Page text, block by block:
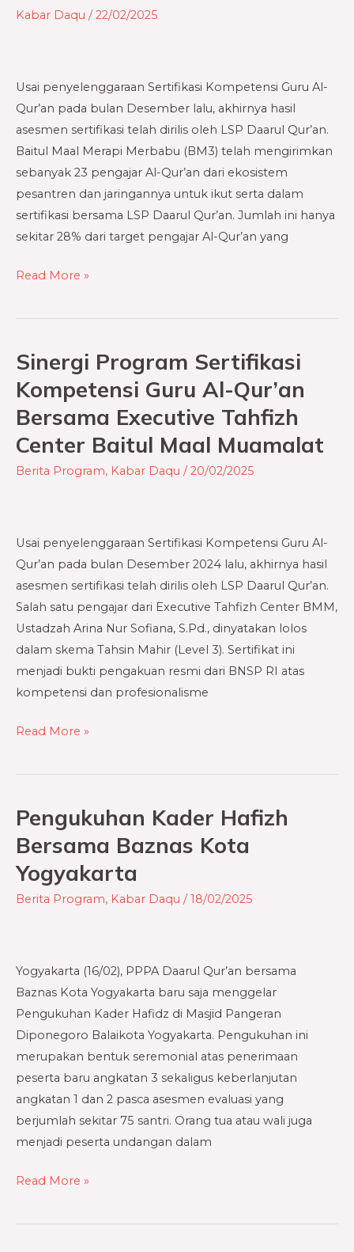
Kabar Daqu /22/02/2025
Usai penyelenggaraan Sertifikasi Kompetensi Guru Al-
Qur’an pada bulan Desember lalu, akhirnya hasil
asesmen sertifikasi telah dirilis oleh LSP Daarul Qur’an.
Baitul Maal Merapi Merbabu (BM3) telah mengirimkan
sebanyak 23 pengajar Al-Qur’an dari ekosistem
pesantren dan jaringannya untuk ikut serta dalam
sertifikasi bersama LSP Daarul Qur’an. Jumlah ini hanya
sekitar 28% dari target pengajar Al-Qur’an yang
Qur’an
Merapi
Merabu
Read More »
Sinergi Program Sertifikasi
Kompetensi Guru Al-Qur’an
Bersama Executive Tahfizh
Center Baitul Maal Muamalat
Berita Program, Kabar Daqu /20/02/2025
Usai penyelenggaraan Sertifikasi Kompetensi Guru Al-
Qur’an pada bulan Desember 2024 lalu, akhirnya hasil
asesmen sertifikasi telah dirilis oleh LSP Daarul Qur’an.
Salah satu pengajar dari Executive Tahfizh Center BMM,
Ustadzah Arina Nur Sofiana, S.Pd., dinyatakan lolos
dalam skema Tahsin Mahir (Level 3). Sertifikat ini
menjadi bukti pengakuan resmi dari BNSP RI atas
kompetensi dan profesionalisme
Sinergi
Program
Sertifikasi
Kompetensi
Guru
Al-
Tahfizh
Center
Baitul
Maal
Muamalat
Read More »
Pengukuhan Kader Hafizh
Bersama Baznas Kota
Yogyakarta
Berita Program, Kabar Daqu / 18/02/2025
Yogyakarta (16/02), PPPA Daarul Qur’an bersama
Baznas Kota Yogyakarta baru saja menggelar
Pengukuhan Kader Hafidz di Masjid Pangeran
Diponegoro Balaikota Yogyakarta. Pengukuhan ini
merupakan bentuk seremonial atas penerimaan
peserta baru angkatan 3 sekaligus keberlanjutan
angkatan 1 dan 2 pasca asesmen evaluasi yang
berjumlah sekitar 75 santri. Orang tua atau wali juga
menjadi peserta undangan dalam
Pengukuhan
Kader
Hafizh
Bersama
Baznas
Read More »